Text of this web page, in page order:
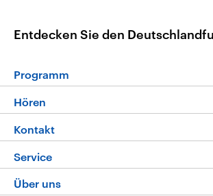
Entdecken Sie den
Programm
Die Nachrichten
Nachrichtenleicht
Neue Beiträge auf dlf.de
Hören
Livestream
Podcasts
Deutschlandfunk App
Kontakt
Service
FAQ
Über uns